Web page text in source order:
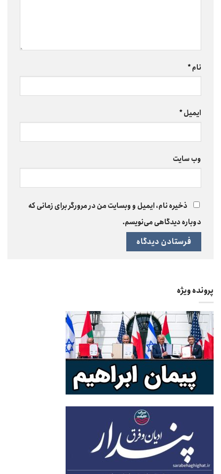
نام*
ایمیل*
وب‌ سایت
ذخیره نام، ایمیل و وبسایت من در مرورگر برای زمانی که
دوباره دیدگاهی می‌نویسم.
پرونده ویژه